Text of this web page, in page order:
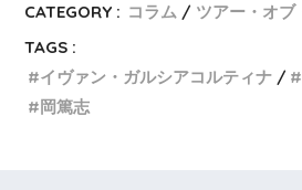
CATEGORY : コラム
ツアー・オブ
TAGS :
イヴァン・ガルシアコルティナ
岡篤志